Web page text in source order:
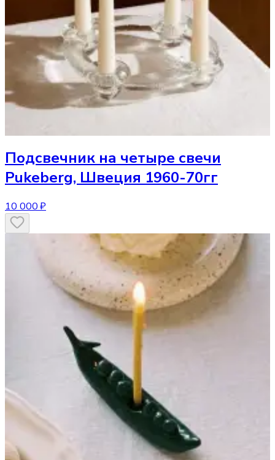
Подсвечник на четыре свечи
Pukeberg, Швеция 1960-70гг
10 000 ₽